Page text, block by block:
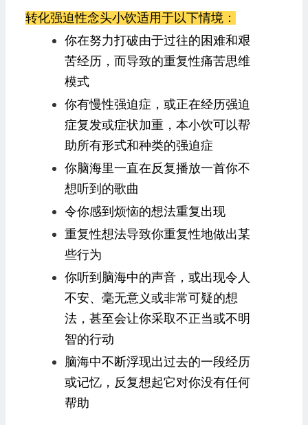
转化强迫性念头小饮适用于以下情境：
你在努力打破由于过往的困难和艰
苦经历，而导致的重复性痛苦思维
模式
你有慢性强迫症，或正在经历强迫
症复发或症状加重，本小饮可以帮
助所有形式和种类的强迫症
你脑海里一直在反复播放一首你不
想听到的歌曲
令你感到烦恼的想法重复出现
重复性想法导致你重复性地做出某
些行为
你听到脑海中的声音，或出现令人
不安、毫无意义或非常可疑的想
法，甚至会让你采取不正当或不明
智的行动
脑海中不断浮现出过去的一段经历
或记忆，反复想起它对你没有任何
帮助